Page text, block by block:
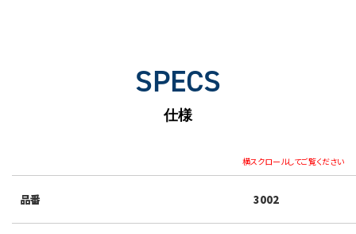
SPECS
仕様
横スクロールしてご覧ください
品番 3002